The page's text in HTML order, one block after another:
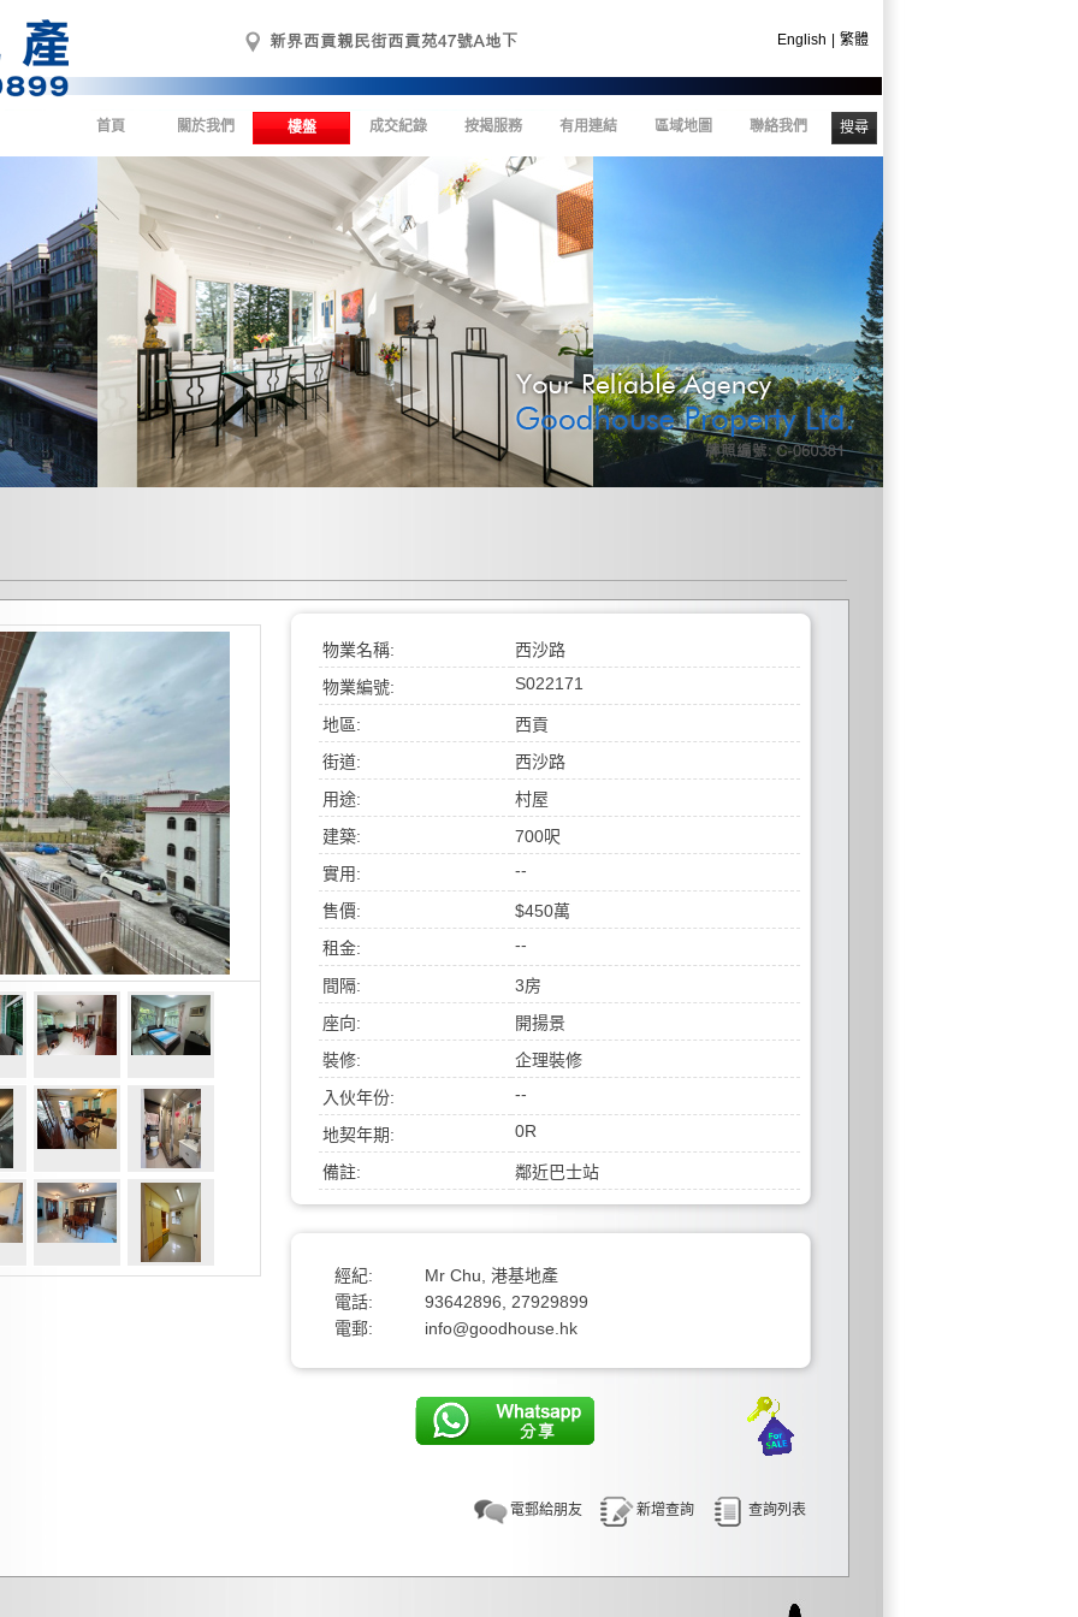
繁體
English
搜尋
聯絡我們
區域地圖
有用連結
按揭服務
成交紀錄
樓盤
關於我們
首頁
物業名稱:
西沙路
物業編號:
S022171
地區:
西貢
街道:
西沙路
用途:
村屋
建築:
700呎
實用:
--
售價:
$450萬
租金:
--
間隔:
3房
座向:
開揚景
裝修:
企理裝修
入伙年份:
--
地契年期: 0R
備註: 鄰近巴士站
經紀:
Mr Chu, 港基地產
電話:
93642896, 27929899
電郵:
info@goodhouse.hk
查詢列表
新增查詢
電郵給朋友